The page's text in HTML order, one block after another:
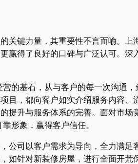
关键力量，其重要性不言而喻。
赢得了良好的口碑与广泛认可。
的基石，从与客户的每一次沟通
目，都向客户如实介绍服务内容
提升与服务体系的完善。面对市
形象，赢得客户信任。
公司以客户需求为导向，全力满
如针对新装修房屋，进行全面开